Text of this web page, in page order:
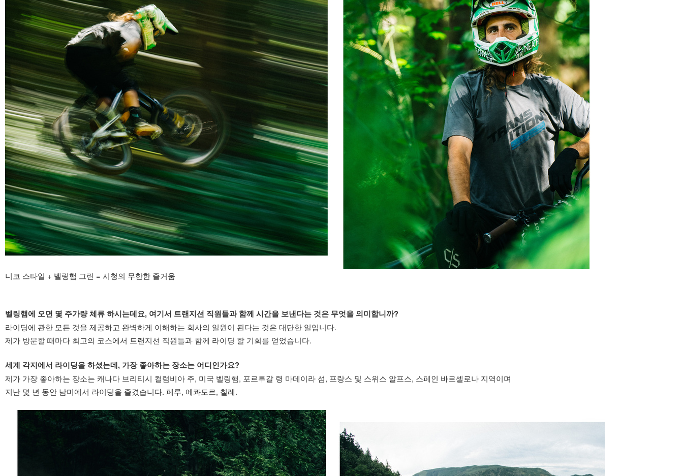
니코 스타일 + 벨링햄 그린 = 시청의 무한한 즐거움
벨링햄에 오면 몇 주가량 체류 하시는데요, 여기서 트랜지션 직원들과 함께 시간을 보낸다는 것은 무엇을 의미합니까?
라이딩에 관한 모든 것을 제공하고 완벽하게 이해하는 회사의 일원이 된다는 것은 대단한 일입니다.
제가 방문할 때마다 최고의 코스에서 트랜지션 직원들과 함께 라이딩 할 기회를 얻었습니다.
세계 각지에서 라이딩을 하셨는데, 가장 좋아하는 장소는 어디인가요?
제가 가장 좋아하는 장소는 캐나다 브리티시 컬럼비아 주, 미국 벨링햄, 포르투갈 령 마데이라 섬, 프랑스 및 스위스 알프스, 스페인 바르셀로나 지역이며
지난 몇 년 동안 남미에서 라이딩을 즐겼습니다. 페루, 에콰도르, 칠레.